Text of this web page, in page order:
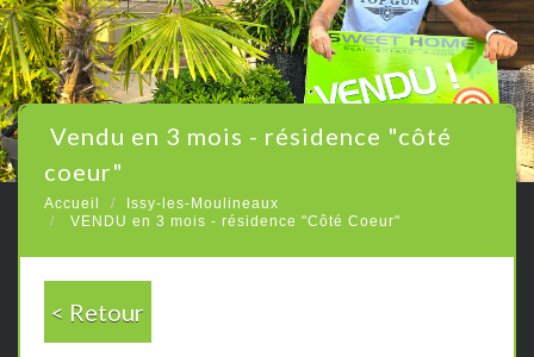
vendu en 3 mois - résidence "côté
coeur"
Accueil
Issy-les-Moulineaux
VENDU en 3 mois - résidence "Côté Coeur"
< Retour